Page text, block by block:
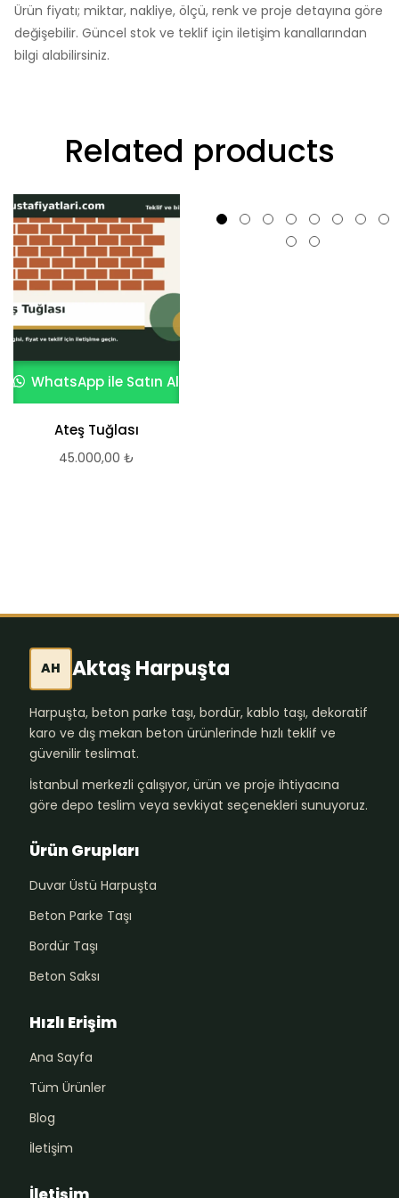
Ürün fiyatı; miktar, nakliye, ölçü, renk ve proje detayına göre
değişebilir. Güncel stok ve teklif için iletişim kanallarından
bilgi alabilirsiniz.
Related products
WhatsApp ile Satın Al
Ateş Tuğlası
45.000,00 ₺
AH Aktaş Harpuşta
Harpuşta, beton parke taşı, bordür, kablo taşı, dekoratif
karo ve dış mekan beton ürünlerinde hızlı teklif ve
güvenilir teslimat.
İstanbul merkezli çalışıyor, ürün ve proje ihtiyacına
göre depo teslim veya sevkiyat seçenekleri sunuyoruz.
Ürün Grupları
Duvar Üstü Harpuşta
Beton Parke Taşı
Bordür Taşı
Beton Saksı
Hızlı Erişim
Ana Sayfa
Tüm Ürünler
Blog
İletişim